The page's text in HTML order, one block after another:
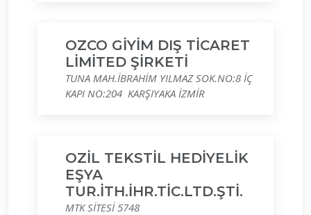
OZCO GİYİM DIŞ TİCARET
LİMİTED ŞİRKETİ
TUNA MAH.İBRAHİM YILMAZ SOK.NO:8 İÇ
KAPI NO:204 KARŞIYAKA İZMİR
OZİL TEKSTİL HEDİYELİK
EŞYA
TUR.İTH.İHR.TİC.LTD.ŞTİ.
MTK SİTESİ 5748